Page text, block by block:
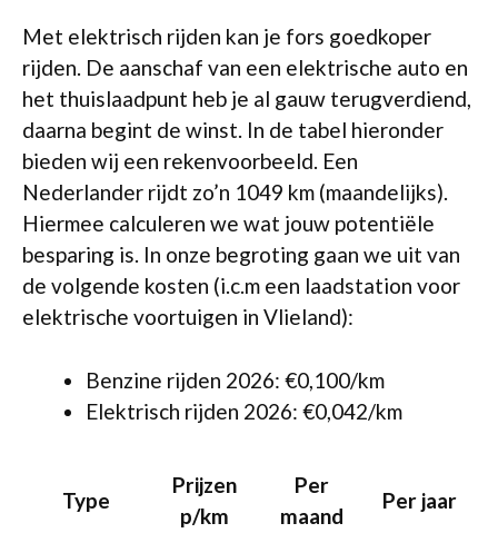
Met elektrisch rijden kan je fors goedkoper
rijden. De aanschaf van een elektrische auto en
het thuislaadpunt heb je al gauw terugverdiend,
daarna begint de winst. In de tabel hieronder
bieden wij een rekenvoorbeeld. Een
Nederlander rijdt zo’n 1049 km (maandelijks).
Hiermee calculeren we wat jouw potentiële
besparing is. In onze begroting gaan we uit van
de volgende kosten (i.c.m een laadstation voor
elektrische voortuigen in Vlieland):
Benzine rijden 2026: €0,100/km
Elektrisch rijden 2026: €0,042/km
Type
Prijzen
p/km
Per
maand
Per jaar